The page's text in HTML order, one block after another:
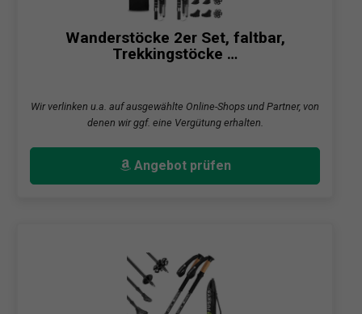
Wanderstöcke 2er Set, faltbar,
Trekkingstöcke …
Wir verlinken u.a. auf ausgewählte Online-Shops und Partner, von
denen wir ggf. eine Vergütung erhalten.
Angebot prüfen